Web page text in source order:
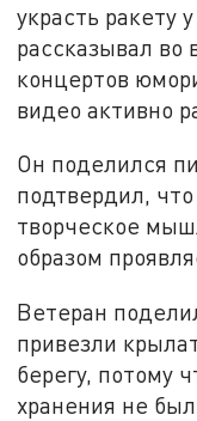
украсть ракету
рассказывал во
концертов
видео активно
Он поделился
подтвердил,
творческое
образом
Ветеран
привезли
берегу, потому
хранения не